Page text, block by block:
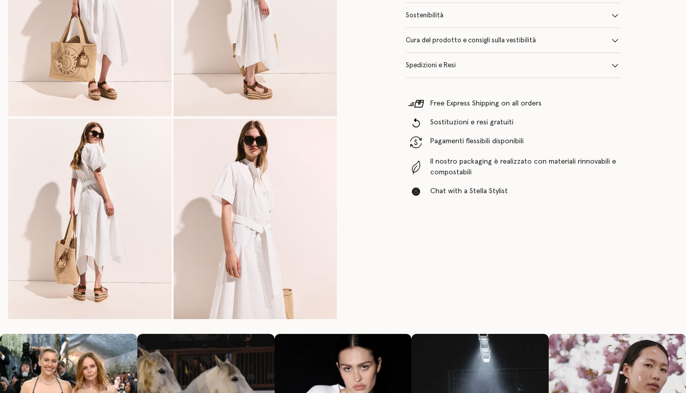
Sostenibilità
Cura del prodotto e consigli sulla vestibilità
Spedizioni e Resi
Free Express Shipping on all orders
Sostituzioni e resi gratuiti
Pagamenti flessibili disponibili
Il nostro packaging è realizzato con materiali rinnovabili e
compostabili
Chat with a Stella Stylist